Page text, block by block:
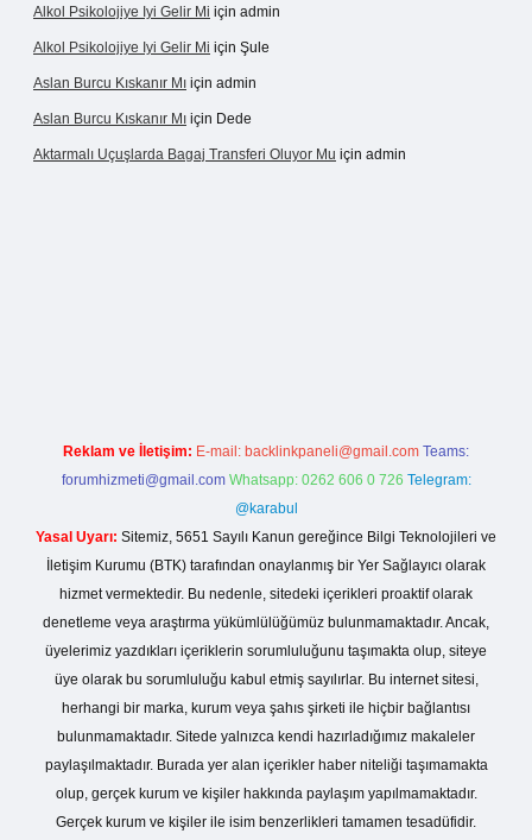
Alkol Psikolojiye Iyi Gelir Mi için admin
Alkol Psikolojiye Iyi Gelir Mi için Şule
Aslan Burcu Kıskanır Mı için admin
Aslan Burcu Kıskanır Mı için Dede
Aktarmalı Uçuşlarda Bagaj Transferi Oluyor Mu için admin
Reklam ve İletişim: E-mail: backlinkpaneli@gmail.com Teams:
forumhizmeti@gmail.com Whatsapp: 0262 606 0 726 Telegram:
@karabul
Yasal Uyarı: Sitemiz, 5651 Sayılı Kanun gereğince Bilgi Teknolojileri ve
İletişim Kurumu (BTK) tarafından onaylanmış bir Yer Sağlayıcı olarak
hizmet vermektedir. Bu nedenle, sitedeki içerikleri proaktif olarak
denetleme veya araştırma yükümlülüğümüz bulunmamaktadır. Ancak,
üyelerimiz yazdıkları içeriklerin sorumluluğunu taşımakta olup, siteye
üye olarak bu sorumluluğu kabul etmiş sayılırlar. Bu internet sitesi,
herhangi bir marka, kurum veya şahıs şirketi ile hiçbir bağlantısı
bulunmamaktadır. Sitede yalnızca kendi hazırladığımız makaleler
paylaşılmaktadır. Burada yer alan içerikler haber niteliği taşımamakta
olup, gerçek kurum ve kişiler hakkında paylaşım yapılmamaktadır.
Gerçek kurum ve kişiler ile isim benzerlikleri tamamen tesadüfidir.